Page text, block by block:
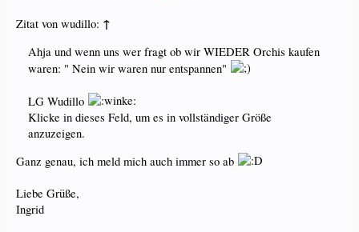
Zitat von wudillo: ↑
Ahja und wenn uns wer fragt ob wir WIEDER Orchis kaufen
waren: " Nein wir waren nur entspannen"
LG Wudillo
Klicke in dieses Feld, um es in vollständiger Größe
anzuzeigen.
Ganz genau, ich meld mich auch immer so ab
Liebe Grüße,
Ingrid